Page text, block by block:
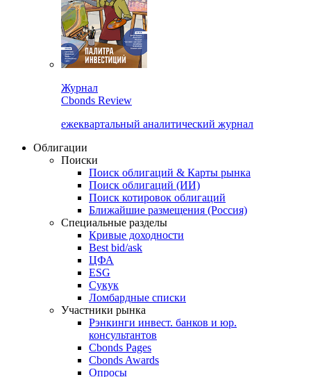
Cbonds Review
ежеквартальный аналитический журнал
Облигации
Поиски
Поиск облигаций & Карты рынка
Поиск облигаций (ИИ)
Поиск котировок облигаций
Ближайшие размещения (Россия)
Специальные разделы
Кривые доходности
Best bid/ask
ЦФА
ESG
Сукук
Ломбардные списки
Участники рынка
Рэнкинги инвест. банков и юр.